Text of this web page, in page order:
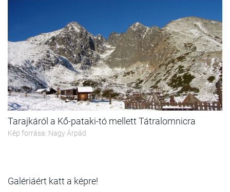
Tarajkáról a Kő-pataki-tó mellett Tátralomnicra
Kép forrása: Nagy Árpád
Galériáért katt a képre!